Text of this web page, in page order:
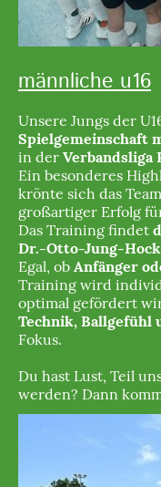
männliche u16
Unsere Jungs der
Spielgemeinschaft
in der Verbandsliga
Ein besonderes
krönte sich das
großartiger Erfolg
Das Training findet
Dr.-Otto-Jung-
Egal, ob Anfänger
Training wird
optimal gefördert
Technik, Ballgefühl
Fokus.
Du hast Lust, Teil
werden? Dann